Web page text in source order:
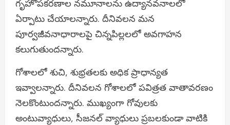
గృహోపకరణాల నమూనాలను ఉద్యానవనాలలో
ఏర్పాటు చేయాలన్నారు. దీనివలన మన
పూర్వజీవనాధారాలపై చిన్నపిల్లలలో అవగాహన
కలుగుతుందన్నారు.
గోశాలలో శుచి, శుభ్రతలకు అధిక ప్రాధాన్యత
ఇవ్వాలన్నారు. దీనివలన గోశాలలో పవిత్రత వాతావరణం
నెలకొంటుందన్నారు. ముఖ్యంగా గోవులకు
అంటువ్యాధులు, సీజనల్ వ్యాధులు ప్రబలకుండా వాటికి